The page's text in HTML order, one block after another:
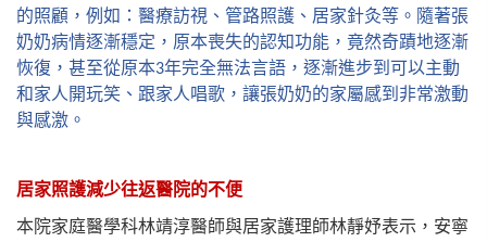
的照顧，例如：醫療訪視、管路照護、居家針灸等。隨著張
奶奶病情逐漸穩定，原本喪失的認知功能，竟然奇蹟地逐漸
恢復，甚至從原本3年完全無法言語，逐漸進步到可以主動
和家人開玩笑、跟家人唱歌，讓張奶奶的家屬感到非常激動
與感激。
居家照護減少往返醫院的不便
本院家庭醫學科林靖淳醫師與居家護理師林靜妤表示，安寧